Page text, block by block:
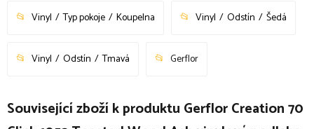
Vinyl Typ pokoje Koupelna Vinyl Odstín Šedá
Vinyl Odstín Tmavá Gerflor
Související zboží k produktu Gerflor Creation 70